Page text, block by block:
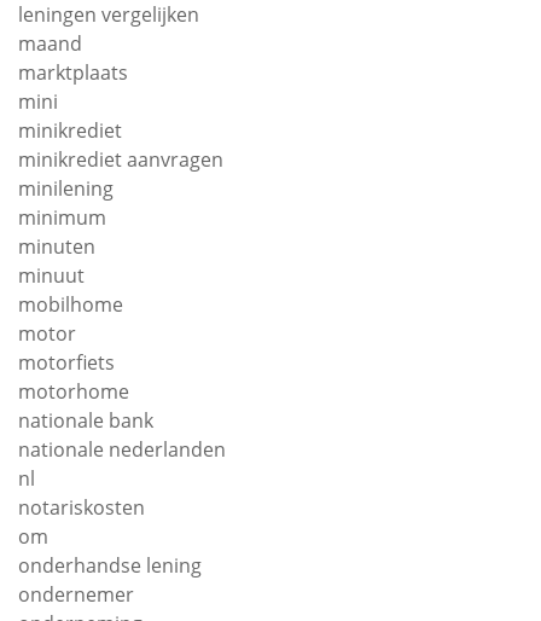
leningen vergelijken
maand
marktplaats
mini
minikrediet
minikrediet aanvragen
minilening
minimum
minuten
minuut
mobilhome
motor
motorfiets
motorhome
nationale bank
nationale nederlanden
nl
notariskosten
om
onderhandse lening
ondernemer